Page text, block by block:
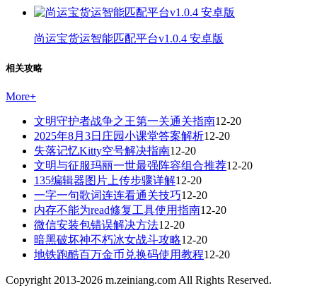
尚运宝货运智能匹配平台v1.0.4 安卓版
相关攻略
More+
文明守护者战争之王第一关通关指南12-20
2025年8月3日庄园小课堂答案解析12-20
失落记忆Kitty空号解决指南12-20
文明与征服玛丽一世最强阵容组合推荐12-20
135编辑器图片上传步骤详解12-20
一字一句歌词连连看通关技巧12-20
内存不能为read修复工具使用指南12-20
微信安装包错误解决方法12-20
暗黑破坏神不朽冰女战斗攻略12-20
地铁跑酷百万金币兑换码使用教程12-20
Copyright 2013-2026 m.zeiniang.com All Rights Reserved.